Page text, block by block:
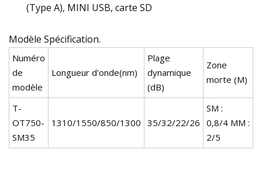
(Type A), MINI USB, carte SD
Modèle Spécification.
Numéro
de
modèle
Longueur d'onde(nm)
Plage
dynamique
(dB)
Zone
morte (M)
T-
OT750-
SM35
1310/1550/850/1300 35/32/22/26
SM :
0,8/4 MM :
2/5